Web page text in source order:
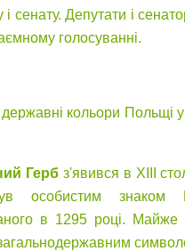
сенату. Депутати і
голосуванні.
кольори Польщі
Герб з'явився в XIII
особистим знаком
в 1295 році. Майже
загальнодержавним